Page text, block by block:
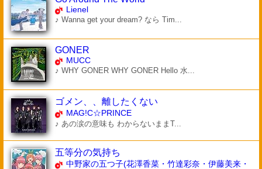
Lienel
♪ Wanna get your dream? なら Tim...
GONER
MUCC
♪ WHY GONER WHY GONER Hello 水...
ゴメン、、離したくない
MAG!C☆PRINCE
♪ あの涙の意味も わからないままT...
五等分の気持ち
中野家の五つ子(花澤香菜・竹達彩奈・伊藤美来・